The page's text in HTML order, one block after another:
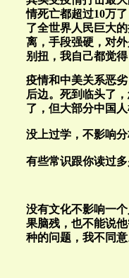
情死亡都超过10万
了全世界人民巨大
离，手段强硬，对
别扭，我自己都觉
疫情和中美关系恶
后边。死到临头了
了，但大部分中国
没上过学，不影响
有些常识跟你读过
没有文化不影响一
果脑残，也不能说
种的问题，我不同意